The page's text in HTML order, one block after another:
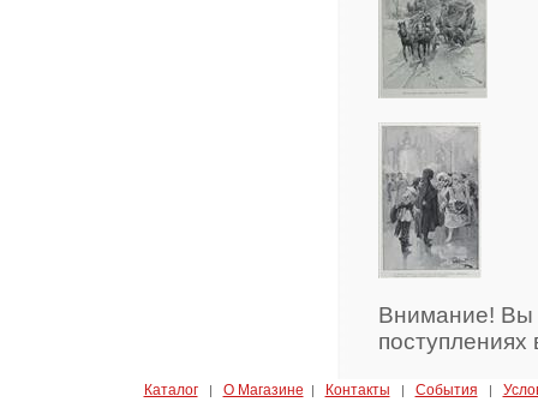
Внимание! Вы
Каталог| О Магазине | Контакты | События |